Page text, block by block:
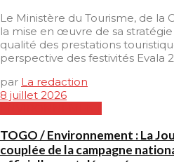
Le Ministère du Tourisme, de la
la mise en œuvre de sa
qualité des prestations
perspective des festivités Evala
par La redaction
8 juillet 2026
TOGO / Environnement : La
couplée de la campagne